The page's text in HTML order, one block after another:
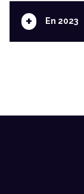
+ En 2023